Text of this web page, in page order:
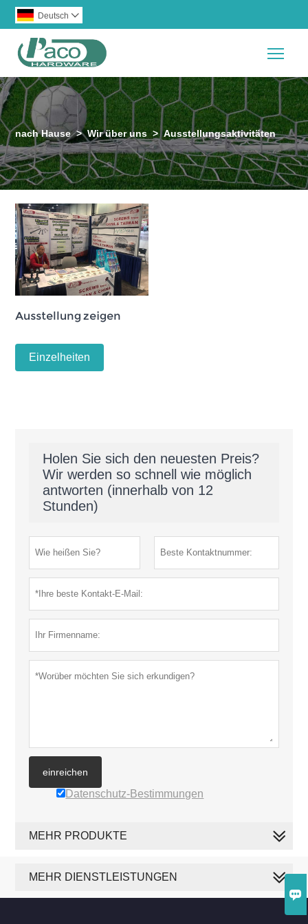

Deutsch 
nach Hause > Wir über uns > Ausstellungsaktivitäten
Ausstellung zeigen
Einzelheiten
Holen Sie sich den neuesten Preis?
Wir werden so schnell wie möglich
antworten (innerhalb von 12
Stunden)
einreichen
Datenschutz-Bestimmungen
MEHR PRODUKTE
MEHR DIENSTLEISTUNGEN